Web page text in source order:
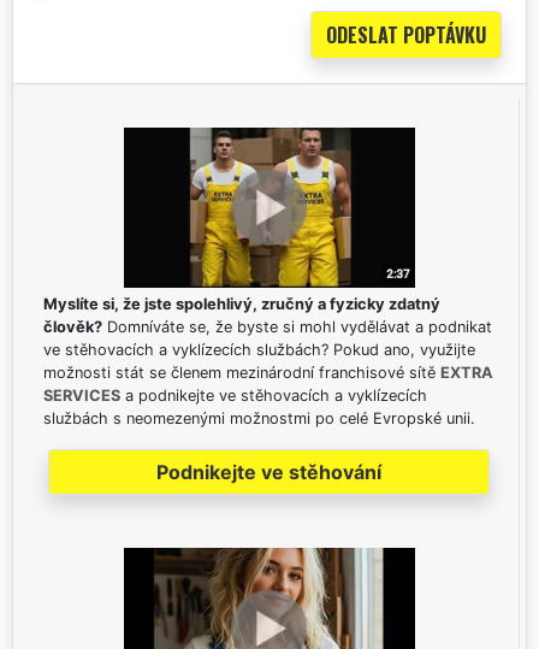
Myslíte si, že jste spolehlivý, zručný a fyzicky zdatný
člověk? Domníváte se, že byste si mohl vydělávat a podnikat
ve stěhovacích a vyklízecích službách? Pokud ano, využijte
možnosti stát se členem mezinárodní franchisové sítě EXTRA
SERVICES a podnikejte ve stěhovacích a vyklízecích
službách s neomezenými možnostmi po celé Evropské unii.
Podnikejte ve stěhování